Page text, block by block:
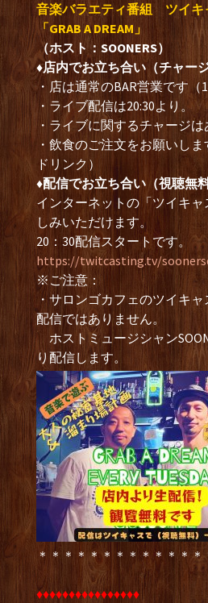
音楽バラエティ番組 ツイキ
「GRAB A DREAM」
（ホスト：SOONERS）
♦︎店内でお立ち合い（チャー
・店は通常のBAR営業です（
・ライブ配信は20:30より。
・ライブに関するチャージは
・飲食のご注文をお願いし
ドリンク）
♦︎配信でお立ち合い（視聴無料
インターネットの「ツイキ
しみいただけます。
20：30配信スタートです。
https://twitcasting.tv/
※ご注意：
・サロンゴカフェのツイキ
配信ではありません。
ホストミュージシャン
り配信します。
＊＊＊＊＊＊＊＊＊＊＊＊
♦︎♦︎♦︎♦︎♦︎♦︎♦︎♦︎♦︎♦︎♦︎♦︎♦︎♦︎♦︎♦︎